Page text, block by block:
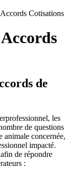
Cotisations
de
les
de questions
animale concernée,
impacté.
de répondre
: